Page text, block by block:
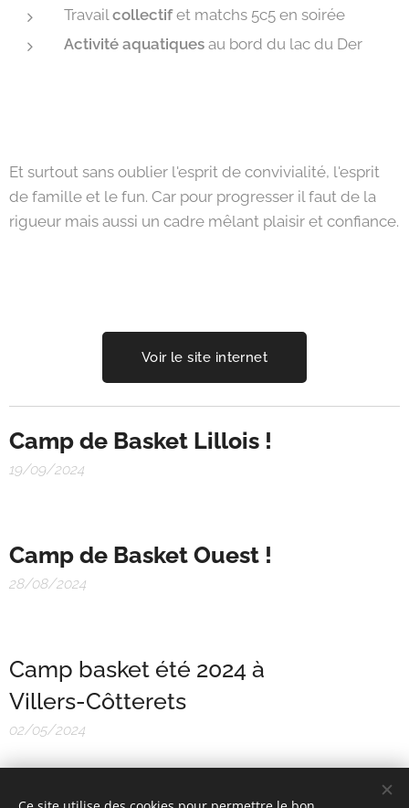
Travail collectifet matchs 5c5 en soirée
Activité aquatiques au bord du lac du Der
Et surtout sans oublier l'esprit de convivialité, l'esprit
de famille et le fun. Car pour progresser il faut de la
rigueur mais aussi un cadre mêlant plaisir et confiance.
Voir le site internet
Camp de Basket Lillois !
19/09/2024
Camp de Basket Ouest !
28/08/2024
Camp basket été 2024 à
Villers-Côtterets
02/05/2024